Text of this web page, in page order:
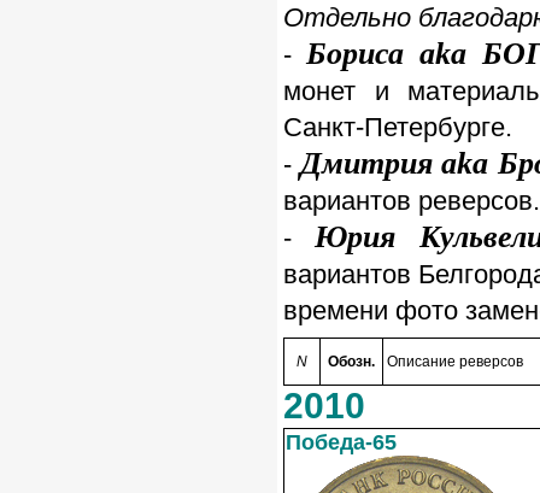
Отдельно
- Бориса aka
монет и
Санкт-Петербурге.
- Дмитрия aka
вариантов реверсов.
- Юрия
вариантов
времени фото
N Обозн. Описание реверсов
2010
Победа-65